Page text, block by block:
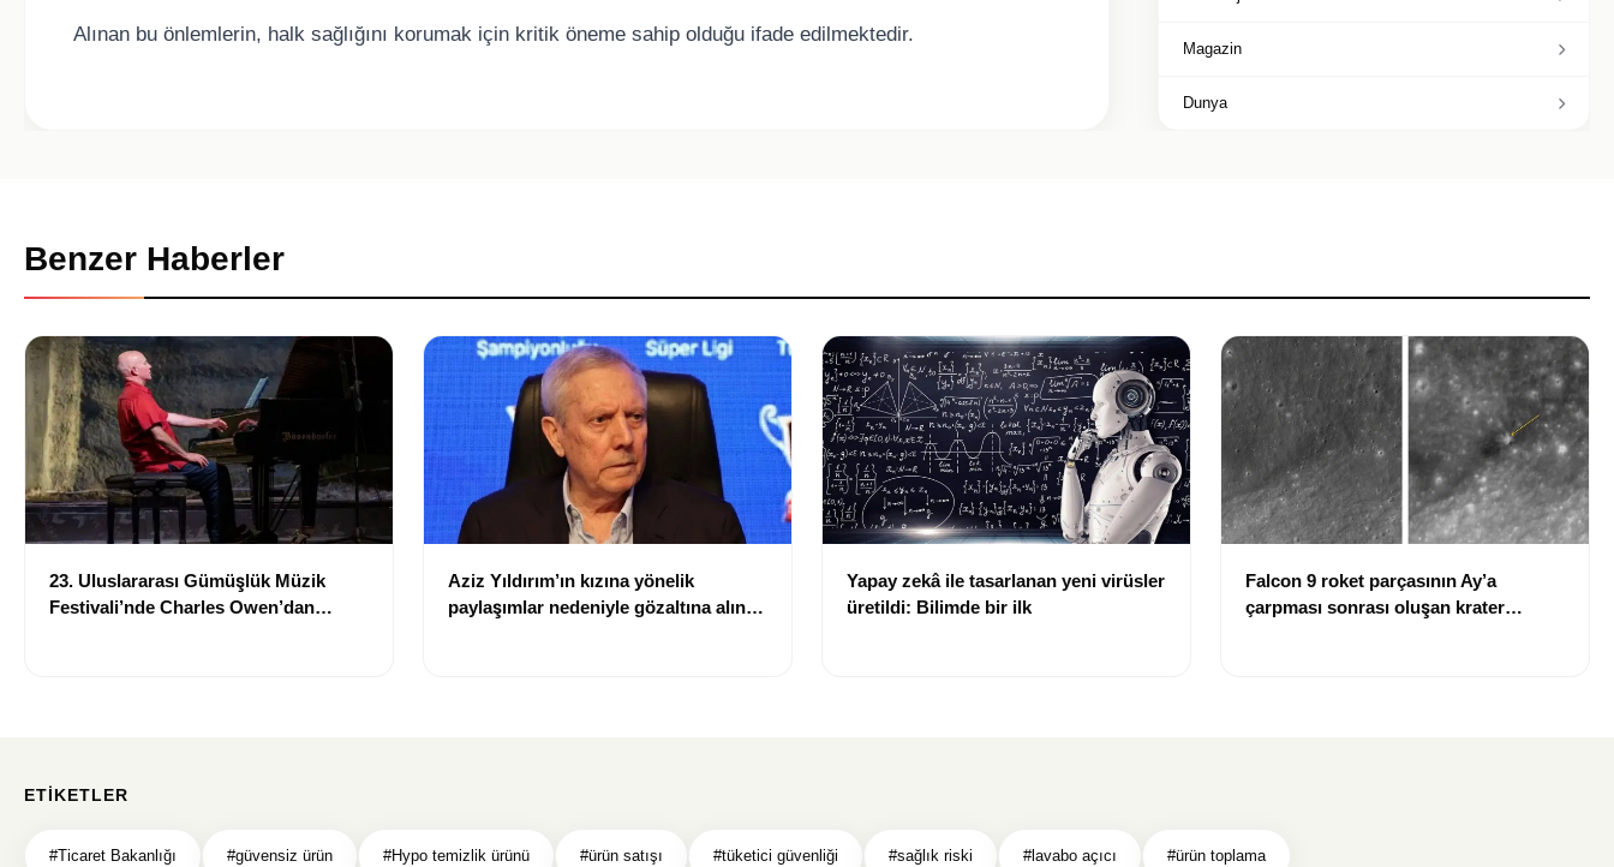
Alınan bu önlemlerin, halk sağlığını korumak için kritik öneme sahip olduğu ifade edilmektedir.
Magazin
Dunya
Benzer Haberler
23. Uluslararası Gümüşlük Müzik
Festivali’nde Charles Owen’dan
Aziz Yıldırım’ın kızına yönelik
paylaşımlar nedeniyle gözaltına alınan
Yapay zekâ ile tasarlanan yeni virüsler
üretildi: Bilimde bir ilk
Falcon 9 roket parçasının Ay’a
çarpması sonrası oluşan krater
ETIKETLER
#Ticaret Bakanlığı #güvensiz ürün #Hypo temizlik ürünü #ürün satışı #tüketici güvenliği #sağlık riski #lavabo açıcı #ürün toplama